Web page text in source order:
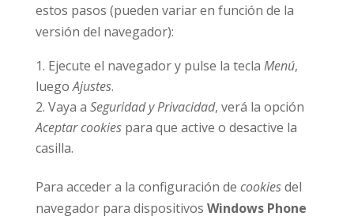
estos pasos (pueden variar en función de la
versión del navegador):
Ejecute el navegador y pulse la tecla Menú,
luegoAjustes.
Vaya a Seguridad y Privacidad, verá la opción
Aceptar cookiespara que active o desactive la
casilla.
Para acceder a la configuración de cookiesdel
navegador para dispositivos Windows Phone